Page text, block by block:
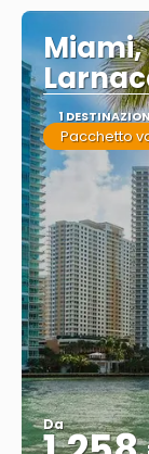
1
Pacchetto
Da